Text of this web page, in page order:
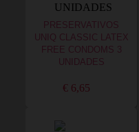
PRESERVATIVOS
UNIQ CLASSIC LATEX
FREE CONDOMS 3
UNIDADES
€ 6,65